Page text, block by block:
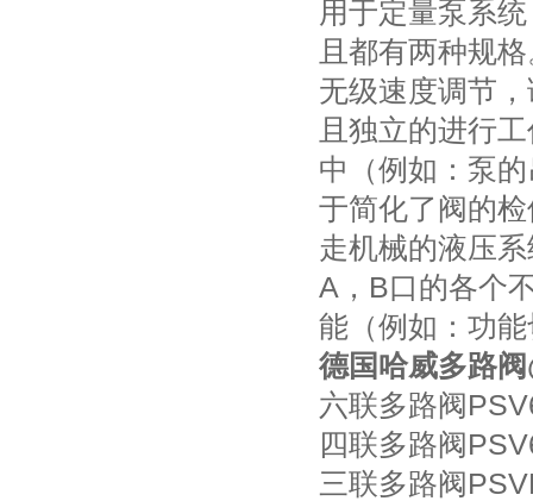
用于定量泵系
且都有两种规
无级速度调节
且独立的进行
中（例如：泵
于简化了阀的
走机械的液压
A，B口的各个
能（例如：功
德国哈威多路
六联多路阀
四联多路阀
三联多路阀